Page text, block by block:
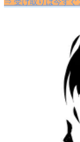
⇒ 受け取りは今すぐ